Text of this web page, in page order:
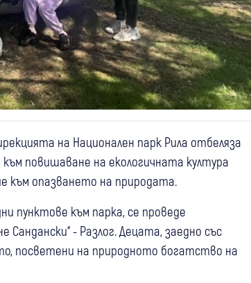
на Национален парк Рила отбеляза
повишаване на екологичната култура
към опазването на природата.
пунктове към парка, се проведе
- Разлог. Децата, заедно със
посветени на природното богатство на